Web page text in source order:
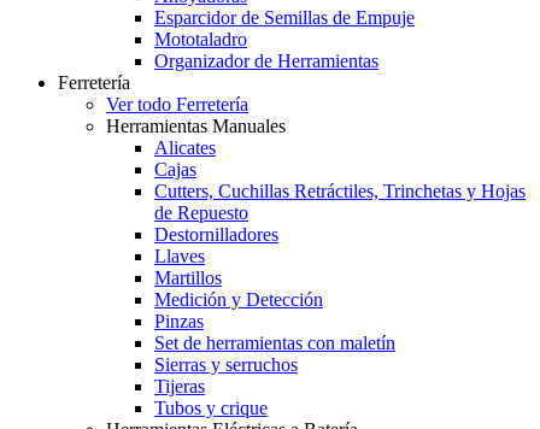
Esparcidor de Semillas de Empuje
Mototaladro
Organizador de Herramientas
Ferretería
Ver todo Ferretería
Herramientas Manuales
Alicates
Cajas
Cutters, Cuchillas Retráctiles, Trinchetas y Hojas
de Repuesto
Destornilladores
Llaves
Martillos
Medición y Detección
Pinzas
Set de herramientas con maletín
Sierras y serruchos
Tijeras
Tubos y crique